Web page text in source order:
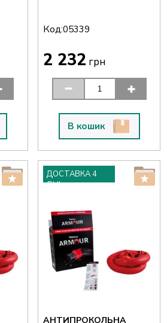
Код:05339
2 232 грн
В кошик
ДОСТАВКА 4
ДНІ
АНТИПРОКОЛЬНА